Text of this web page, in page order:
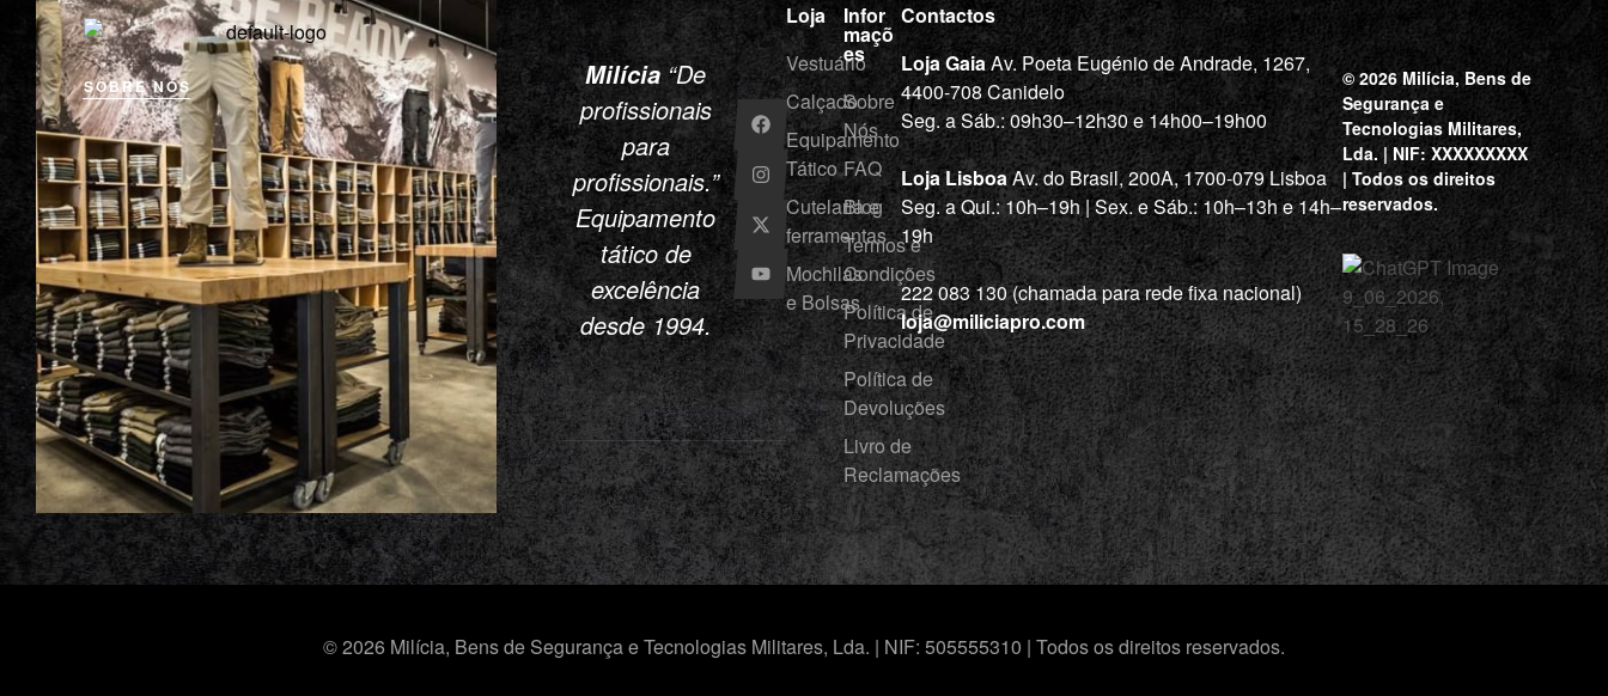
SOBRE NÓS Milícia“De
profissionais
para
profissionais.”
Equipamento
tático de
excelência
desde 1994.
Loja
Vestuário
Calçado
Equipamento
Tático
Cutelaria e
ferramentas
Mochilas
e Bolsas
Infor
maçõ
es
Sobre
Nós
FAQ
Blog
Termos e
Condições
Política de
Privacidade
Política de
Devoluções
Livro de
Reclamações
Contactos
Loja GaiaAv. Poeta Eugénio de Andrade, 1267,
4400-708 Canidelo
Seg. a Sáb.: 09h30–12h30 e 14h00–19h00
Loja LisboaAv. do Brasil, 200A, 1700-079 Lisboa
Seg. a Qui.: 10h–19h | Sex. e Sáb.: 10h–13h e 14h–
19h
222 083 130 (chamada para rede fixa nacional)
loja@miliciapro.com
© 2026 Milícia, Bens de
Segurança e
Tecnologias Militares,
Lda. | NIF: XXXXXXXXX
| Todos os direitos
reservados.
© 2026 Milícia, Bens de Segurança e Tecnologias Militares, Lda. | NIF: 505555310 | Todos os direitos reservados.